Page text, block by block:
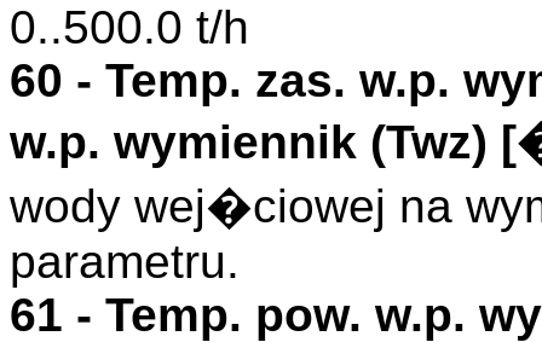
0..500.0 t/h
60 - Temp. zas. w.p.
w.p. wymiennik (Twz)
wody wej�ciowej na
parametru.
61 - Temp. pow. w.p.